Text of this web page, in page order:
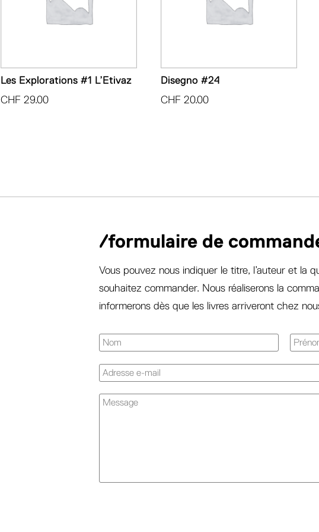
Les Explorations #1 L’Etivaz
CHF 29.00
Disegno #24
CHF 20.00
/formulaire de
Vous pouvez nous indiquer le titre, l’auteur et la
souhaitez commander. Nous réaliserons la
informerons dès que les livres arriveront chez